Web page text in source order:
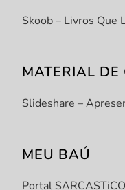
Skoob – Livros Que
MATERIAL DE
Slideshare –
MEU BAÚ
Portal